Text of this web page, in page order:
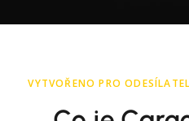
VYTVOŘENO PRO